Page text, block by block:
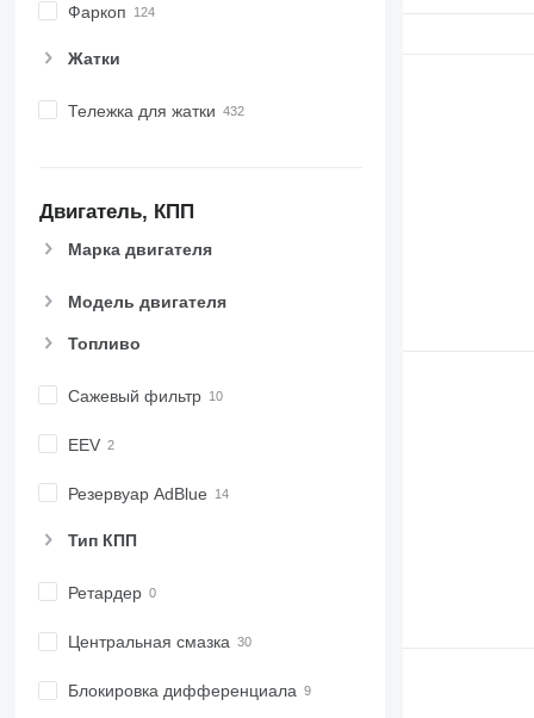
Фаркоп
Жатки
Тележка для жатки
Двигатель, КПП
Марка двигателя
Модель двигателя
Топливо
Сажевый фильтр
EEV
Резервуар AdBlue
Тип КПП
Ретардер
Центральная смазка
Блокировка дифференциала